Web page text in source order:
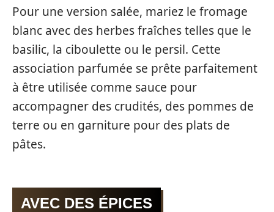
Pour une version salée, mariez le fromage
blanc avec des herbes fraîches telles que le
basilic, la ciboulette ou le persil. Cette
association parfumée se prête parfaitement
à être utilisée comme sauce pour
accompagner des crudités, des pommes de
terre ou en garniture pour des plats de
pâtes.
AVEC DES ÉPICES